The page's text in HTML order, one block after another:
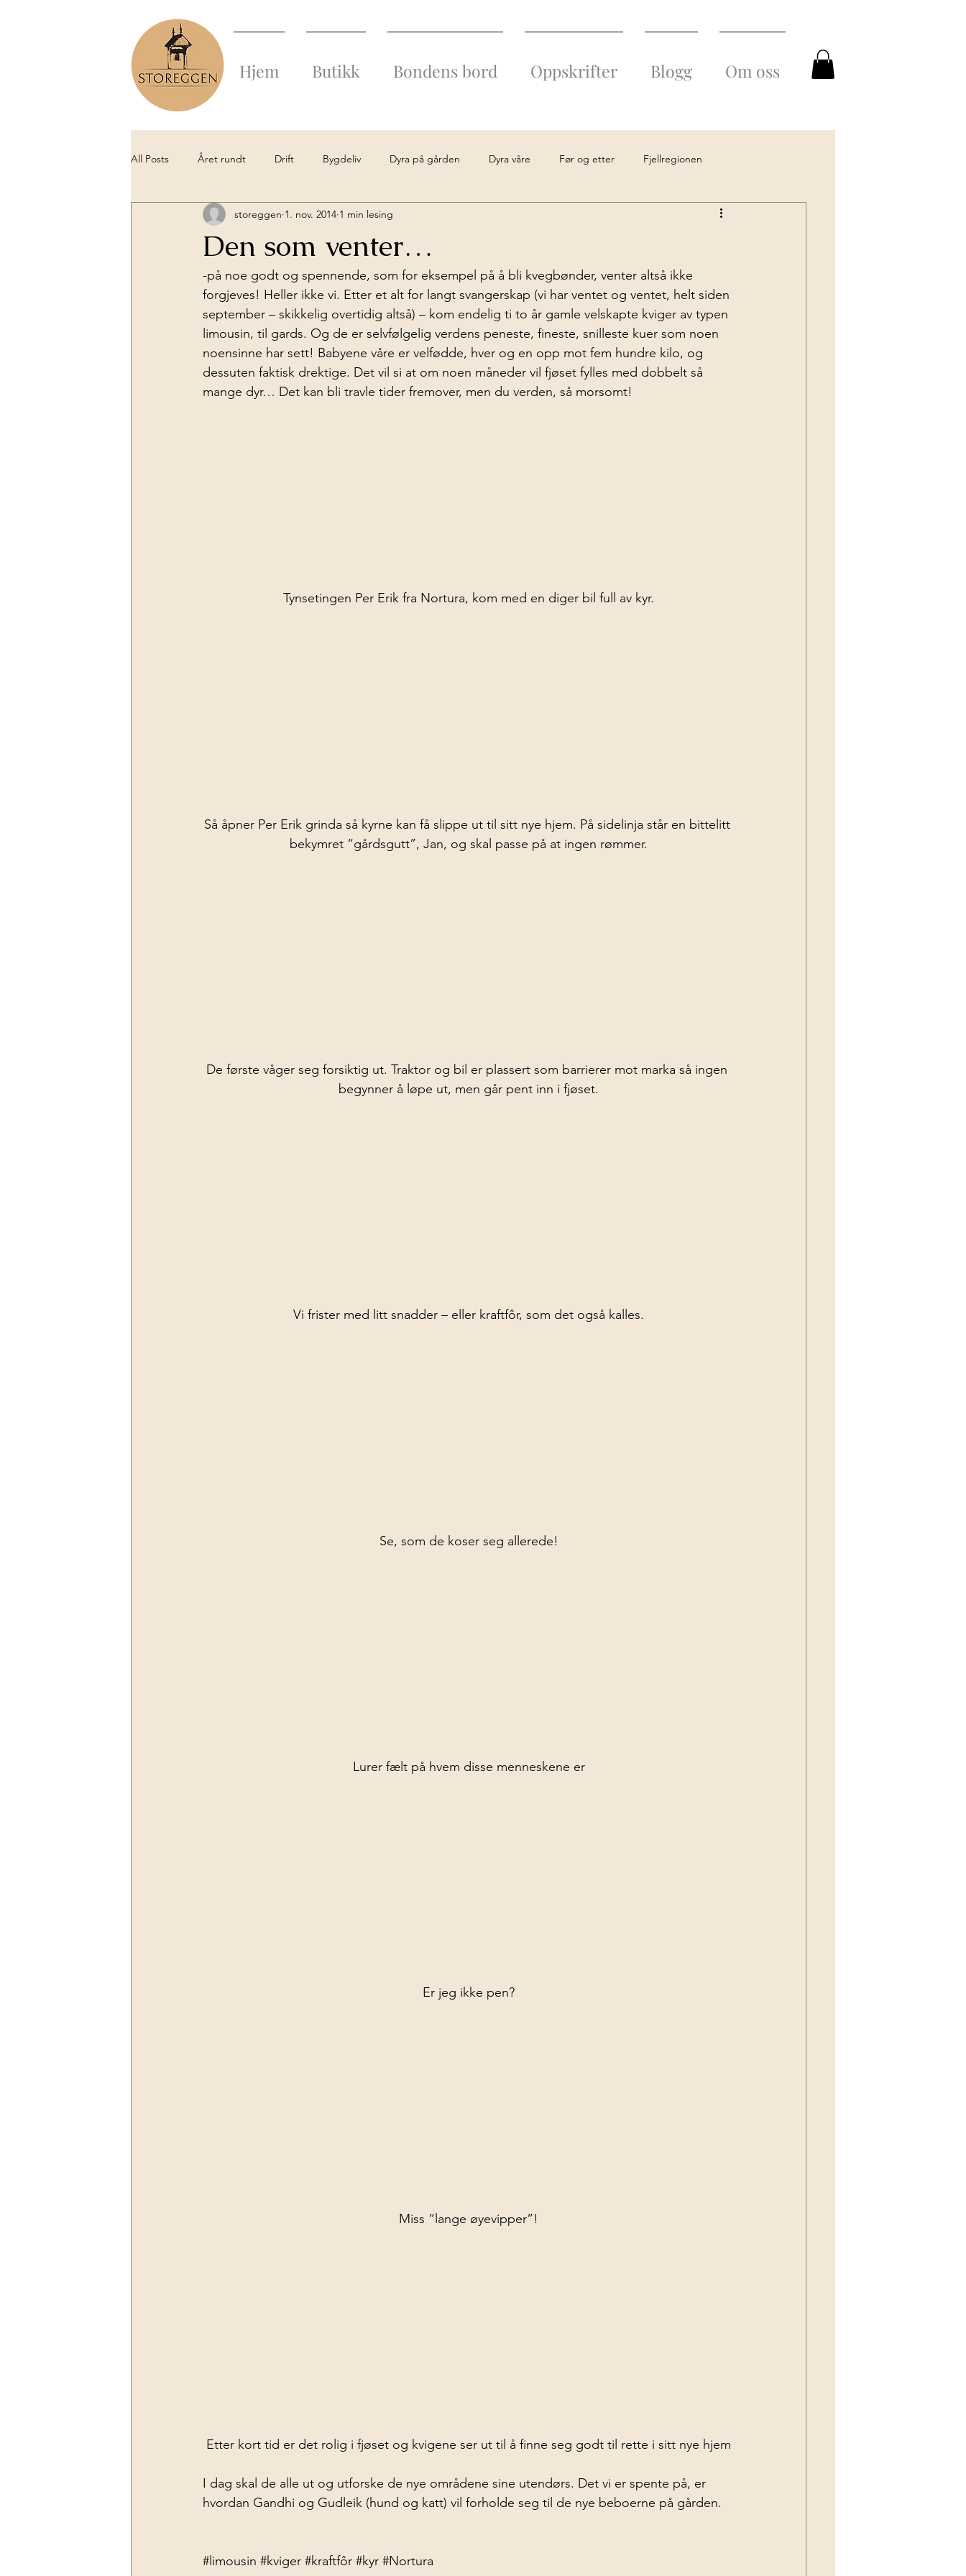
Hjem Butikk Bondens bord Oppskrifter Blogg Om oss
All Posts Året rundt Drift Bygdeliv Dyra på gården Dyra våre Før og etter Fjellregionen
Fra gammelt av Historien forteller Kultur
Den som venter…
storeggen 1. nov. 2014 1 min lesing
-på noe godt og spennende, som for eksempel på å bli kvegbønder, venter altså ikke
forgjeves! Heller ikke vi. Etter et alt for langt svangerskap (vi har ventet og ventet, helt siden
september – skikkelig overtidig altså) – kom endelig ti to år gamle velskapte kviger av typen
limousin, til gards. Og de er selvfølgelig verdens peneste, fineste, snilleste kuer som noen
noensinne har sett! Babyene våre er velfødde, hver og en opp mot fem hundre kilo, og
dessuten faktisk drektige. Det vil si at om noen måneder vil fjøset fylles med dobbelt så
mange dyr… Det kan bli travle tider fremover, men du verden, så morsomt!
Tynsetingen Per Erik fra Nortura, kom med en diger bil full av kyr.
Så åpner Per Erik grinda så kyrne kan få slippe ut til sitt nye hjem. På sidelinja står en bittelitt
bekymret “gårdsgutt”, Jan, og skal passe på at ingen rømmer.
De første våger seg forsiktig ut. Traktor og bil er plassert som barrierer mot marka så ingen
begynner å løpe ut, men går pent inn i fjøset.
Vi frister med litt snadder – eller kraftfôr, som det også kalles.
Se, som de koser seg allerede!
Lurer fælt på hvem disse menneskene er
Er jeg ikke pen?
Miss “lange øyevipper”!
Etter kort tid er det rolig i fjøset og kvigene ser ut til å finne seg godt til rette i sitt nye hjem
I dag skal de alle ut og utforske de nye områdene sine utendørs. Det vi er spente på, er
hvordan Gandhi og Gudleik (hund og katt) vil forholde seg til de nye beboerne på gården.
#limousin #kviger #kraftfôr #kyr #Nortura